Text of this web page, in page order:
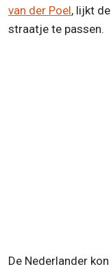
van der Poel, lijkt
straatje te passen.
De Nederlander